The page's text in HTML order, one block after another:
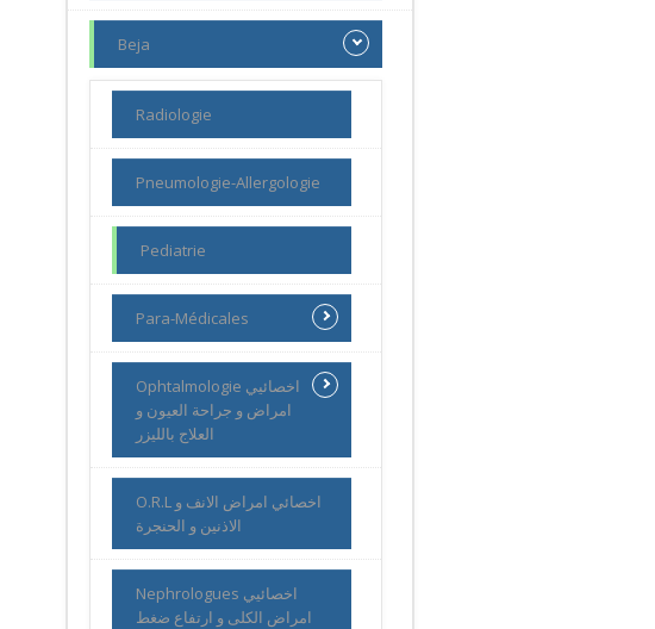
Beja
Radiologie
Pneumologie-Allergologie
Pediatrie
Para-Médicales
Ophtalmologie اخصائيي
امراض و جراحة العيون و
العلاج بالليزر
O.R.L اخصائي امراض الانف و
الاذنين و الحنجرة
Nephrologues اخصائيي
امراض الكلى و ارتفاع ضغط